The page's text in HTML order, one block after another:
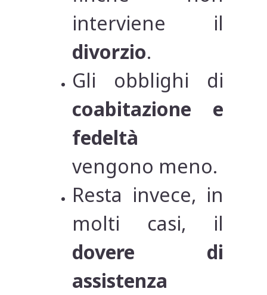
interviene il
divorzio.
Gli obblighi di
coabitazione e
fedeltà
vengono meno.
Resta invece, in
molti casi, il
dovere di
assistenza